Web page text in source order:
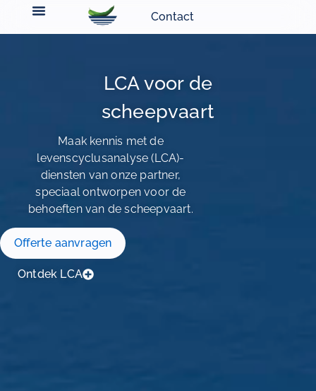
Contact
LCA voor de
scheepvaart
Maak kennis met de
levenscyclusanalyse (LCA)-
diensten van onze partner,
speciaal ontworpen voor de
behoeften van de scheepvaart.
Offerte aanvragen
Ontdek LCA